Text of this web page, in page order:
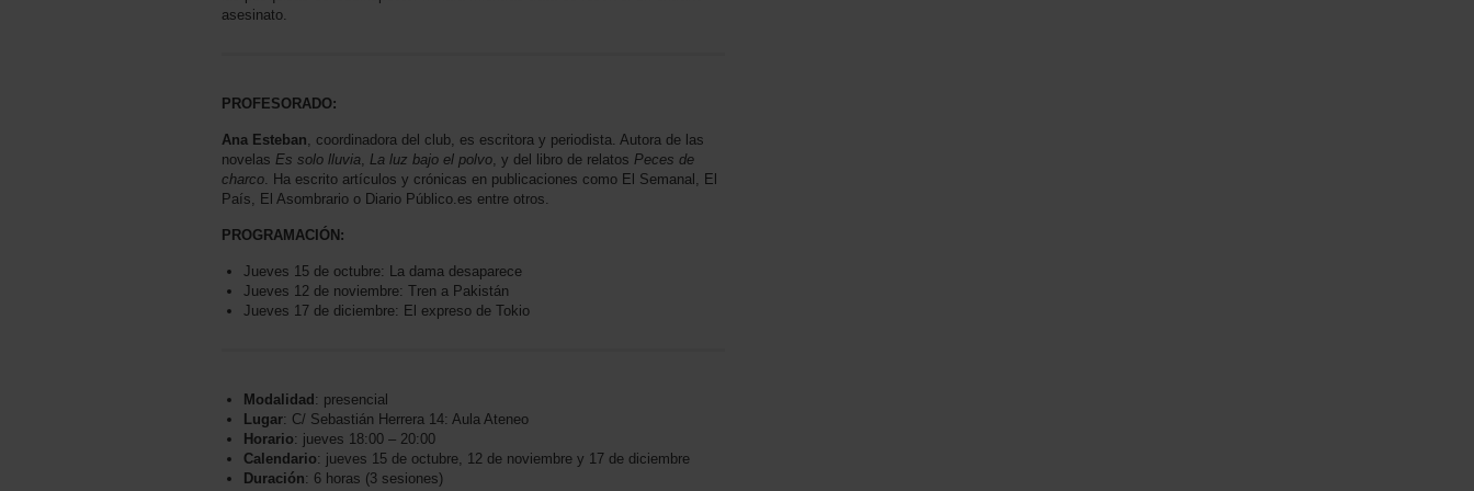
asesinato.
PROFESORADO:
Ana Esteban, coordinadora del club, es escritora y periodista. Autora de las
novelas Es solo lluvia, La luz bajo el polvo, y del libro de relatos Peces de
charco. Ha escrito artículos y crónicas en publicaciones como El Semanal, El
País, El Asombrario o Diario Público.es entre otros.
PROGRAMACIÓN:
Jueves 15 de octubre: La dama desaparece
Jueves 12 de noviembre: Tren a Pakistán
Jueves 17 de diciembre: El expreso de Tokio
Modalidad : presencial
Lugar: C/ Sebastián Herrera 14: Aula Ateneo
Horario: jueves 18:00 – 20:00
Calendario: jueves 15 de octubre, 12 de noviembre y 17 de diciembre
Duración: 6 horas (3 sesiones)